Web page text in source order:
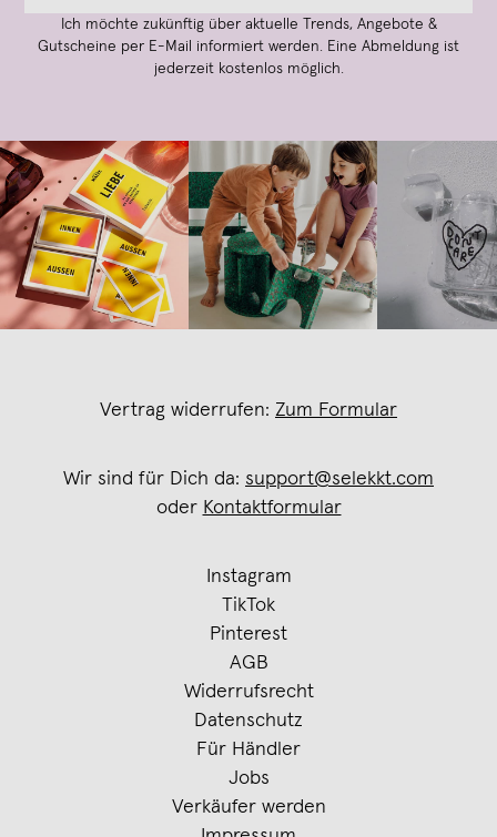
Ich möchte zukünftig über aktuelle Trends, Angebote &
Gutscheine per E-Mail informiert werden. Eine Abmeldung ist
jederzeit kostenlos möglich.
Vertrag widerrufen: Zum Formular
Wir sind für Dich da: support@selekkt.com
oder Kontaktformular
Instagram
TikTok
Pinterest
AGB
Widerrufsrecht
Datenschutz
Für Händler
Jobs
Verkäufer werden